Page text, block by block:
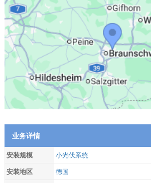
业务详情
安装规模
小光伏系统
安装地区
德国